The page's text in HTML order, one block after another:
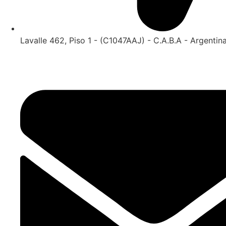
Lavalle 462, Piso 1 - (C1047AAJ) - C.A.B.A -